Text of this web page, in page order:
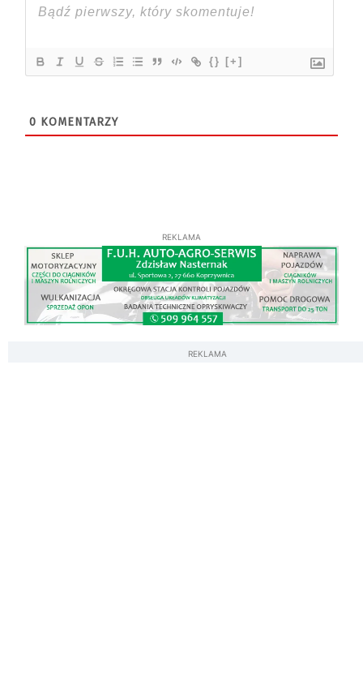
{} [+]
0 KOMENTARZY
REKLAMA
REKLAMA